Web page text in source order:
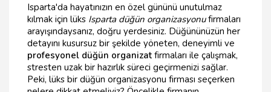
Isparta'da hayatınızın en özel gününü unutulmaz
kılmak için lüks Isparta düğün organizasyonufirmaları
arayışındaysanız, doğru yerdesiniz. Düğününüzün her
detayını kusursuz bir şekilde yöneten, deneyimli ve
profesyonel düğün organizat firmaları ile çalışmak,
stresten uzak bir hazırlık süreci geçirmenizi sağlar.
Peki, lüks bir düğün organizasyonu firması seçerken